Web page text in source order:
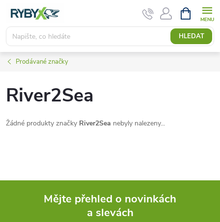
obsah
HLEDAT
NÁKUPNÍ
KOŠÍK
Prodávané značky
River2Sea
Žádné produkty značky River2Sea nebyly nalezeny...
Mějte přehled o novinkách
a slevách